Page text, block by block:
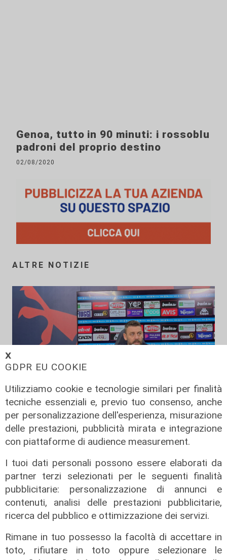
𝗫
GDPR EU COOKIE
Utilizziamo cookie e tecnologie similari per finalità
tecniche essenziali e, previo tuo consenso, anche
per personalizzazione dell'esperienza, misurazione
delle prestazioni, pubblicità mirata e integrazione
con piattaforme di audience measurement.
I tuoi dati personali possono essere elaborati da
partner terzi selezionati per le seguenti finalità
pubblicitarie: personalizzazione di annunci e
contenuti, analisi delle prestazioni pubblicitarie,
ricerca del pubblico e ottimizzazione dei servizi.
Rimane in tuo possesso la facoltà di accettare in
toto, rifiutare in toto oppure selezionare le
Genoa, tutto in 90 minuti: i rossoblu
padroni del proprio destino
02/08/2020
ALTRE NOTIZIE
Post Deportivo
Genoa, De Rossi: "Non soddisfatto
delle amichevoli". Norton-Cuffy sul
piede di partenza
09/08/2026
di Filippo Serio